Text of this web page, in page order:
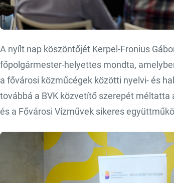
A nyílt nap köszöntőjét Kerpel-Fronius
főpolgármester-helyettes mondta,
a fővárosi közműcégek közötti nyelvi- és
továbbá a BVK közvetítő szerepét
és a Fővárosi Vízművek sikeres